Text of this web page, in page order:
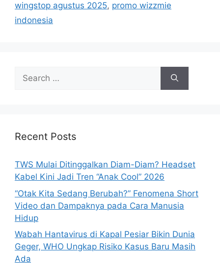
wingstop agustus 2025, promo wizzmie
indonesia
h
r
:
Recent Posts
TWS Mulai Ditinggalkan Diam-Diam? Headset
Kabel Kini Jadi Tren “Anak Cool” 2026
“Otak Kita Sedang Berubah?” Fenomena Short
Video dan Dampaknya pada Cara Manusia
Hidup
Wabah Hantavirus di Kapal Pesiar Bikin Dunia
Geger, WHO Ungkap Risiko Kasus Baru Masih
Ada